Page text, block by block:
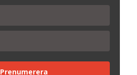
Prenumerera